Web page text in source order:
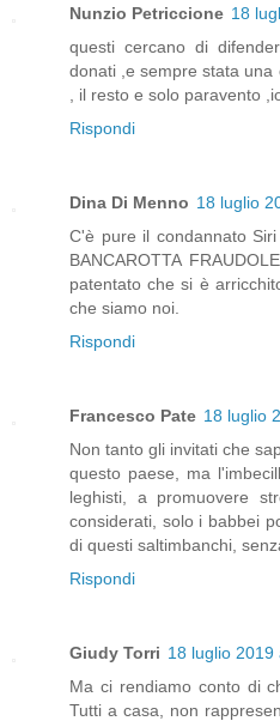
Nunzio Petriccione 18
questi cercano di
donati ,e sempre stata
, il resto e solo paravento
Rispondi
Dina Di Menno 18 luglio
C'è pure il condannato
BANCAROTTA
patentato che si è
che siamo noi.
Rispondi
Francesco Pate 18 luglio
Non tanto gli invitati che
questo paese, ma
leghisti, a promuovere
considerati, solo i babbei
di questi saltimbanchi,
Rispondi
Giudy Torri 18 luglio
Ma ci rendiamo conto di
Tutti a casa, non